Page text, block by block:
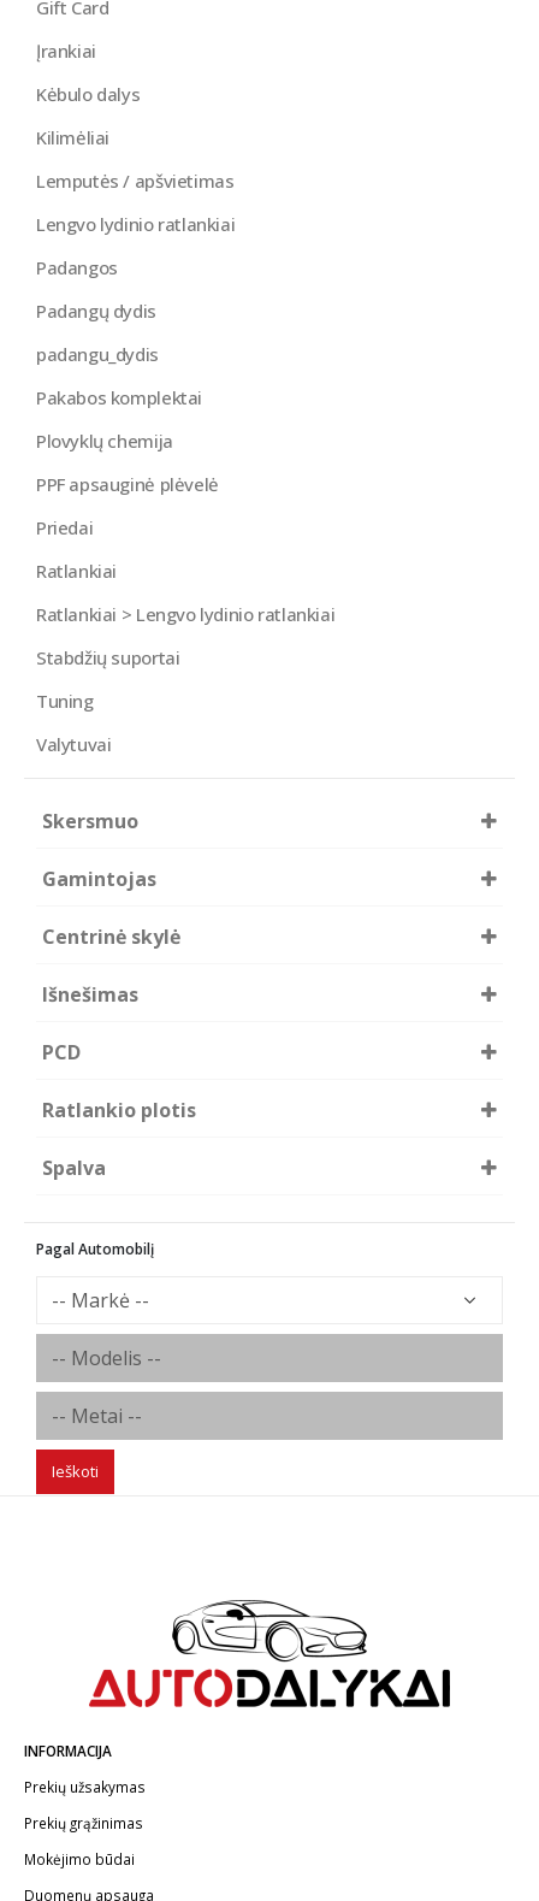
Gift Card
Įrankiai
Kėbulo dalys
Kilimėliai
Lemputės / apšvietimas
Lengvo lydinio ratlankiai
Padangos
Padangų dydis
padangu_dydis
Pakabos komplektai
Plovyklų chemija
PPF apsauginė plėvelė
Priedai
Ratlankiai
Ratlankiai > Lengvo lydinio ratlankiai
Stabdžių suportai
Tuning
Valytuvai
Skersmuo
Gamintojas
Centrinė skylė
Išnešimas
PCD
5x114.3
Ratlankio plotis
Spalva
Pagal Automobilį
Ieškoti
INFORMACIJA
Prekių užsakymas
Prekių grąžinimas
Mokėjimo būdai
Duomenų apsauga